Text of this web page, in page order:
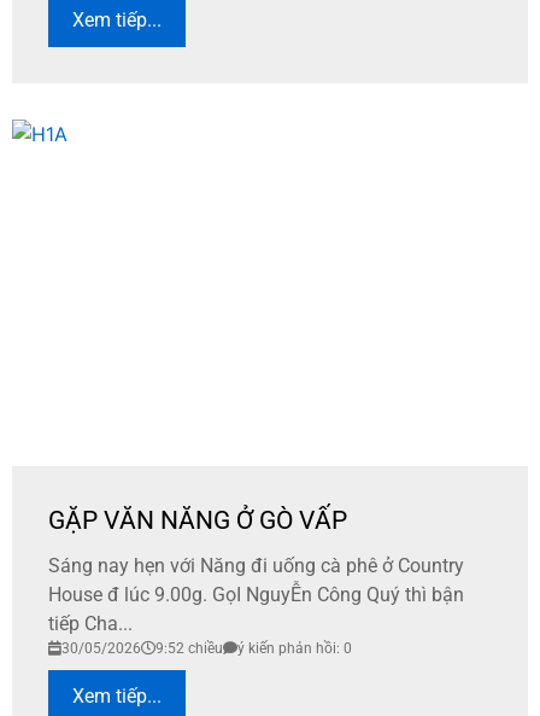
Xem tiếp...
GẶP VĂN NĂNG Ở GÒ VẤP
Sáng nay hẹn với Năng đi uống cà phê ở Country
House đ lúc 9.00g. GọI NguyỄn Công Quý thì bận
tiếp Cha...
30/05/2026 9:52 chiều ý kiến phản hồi: 0
Xem tiếp...